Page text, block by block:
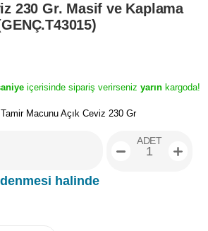
230 Gr. Masif ve Kaplama
içerisinde sipariş verirseniz yarın kargoda!
Macunu Açık Ceviz 230 Gr
halinde
ADET